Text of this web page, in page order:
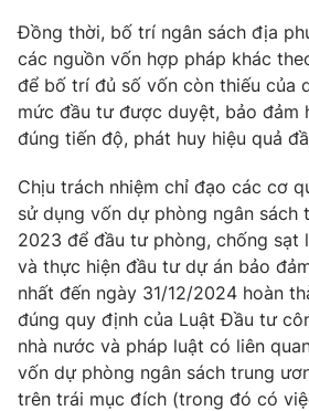
Theo dõi báo trên
Cơ quan báo chí:Thời báo VTV
Giấy phép hoạt động báo in và báo điện
cấp ngày 29/12/2023
Tổng Biên tập:Vũ Thanh Thủy
Phó Tổng Biên tập:
Nguyễn Thị Mỹ Hạnh,
Nguyễn Trọng Ninh
Tổng đài VTV:
024.38 355 931 -
Ðiện thoại Thời báo VTV:
024.66 897 897
Đồng thời, bố trí ngân sách địa
các nguồn vốn hợp pháp khác
để bố trí đủ số vốn còn thiếu của
mức đầu tư được duyệt, bảo đảm
đúng tiến độ, phát huy hiệu quả
Chịu trách nhiệm chỉ đạo các cơ
sử dụng vốn dự phòng ngân sách
2023 để đầu tư phòng, chống sạt
và thực hiện đầu tư dự án bảo
nhất đến ngày 31/12/2024 hoàn
đúng quy định của Luật Đầu tư
nhà nước và pháp luật có liên
vốn dự phòng ngân sách trung
trên trái mục đích (trong đó có